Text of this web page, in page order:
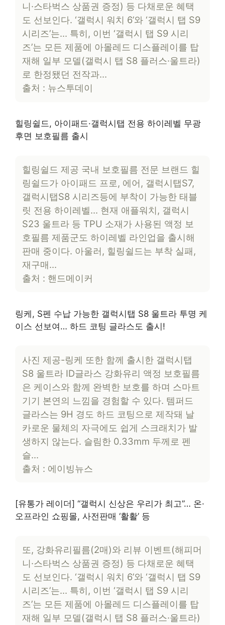
니·스타벅스 상품권 증정) 등 다채로운 혜택
도 선보인다. ‘갤럭시 워치 6’와 ‘갤럭시 탭 S9
시리즈’는… 특히, 이번 ‘갤럭시 탭 S9 시리
즈’는 모든 제품에 아몰레드 디스플레이를 탑
재해 일부 모델(갤럭시 탭 S8 플러스·울트라)
로 한정됐던 전작과…
출처 : 뉴스투데이
힐링쉴드, 아이패드·갤럭시탭 전용 하이레벨 무광
후면 보호필름 출시
힐링쉴드 제공 국내 보호필름 전문 브랜드 힐
링쉴드가 아이패드 프로, 에어, 갤럭시탭S7,
갤럭시탭S8 시리즈등에 부착이 가능한 태블
릿 전용 하이레벨… 현재 애플워치, 갤럭시
S23 울트라 등 TPU 소재가 사용된 액정 보
호필름 제품군도 하이레벨 라인업을 출시해
판매 중이다. 아울러, 힐링쉴드는 부착 실패,
재구매…
출처 : 핸드메이커
링케, S펜 수납 가능한 갤럭시탭 S8 울트라 투명 케
이스 선보여… 하드 코팅 글라스도 출시!
사진 제공-링케 또한 함께 출시한 갤럭시탭
S8 울트라 ID글라스 강화유리 액정 보호필름
은 케이스와 함께 완벽한 보호를 하며 스마트
기기 본연의 느낌을 경험할 수 있다. 템퍼드
글라스는 9H 경도 하드 코팅으로 제작돼 날
카로운 물체의 자극에도 쉽게 스크래치가 발
생하지 않는다. 슬림한 0.33mm 두께로 펜
슬…
출처 : 에이빙뉴스
[유통가 레이더] “갤럭시 신상은 우리가 최고”… 온·
오프라인 쇼핑몰, 사전판매 ‘활활’ 등
또, 강화유리필름(2매)와 리뷰 이벤트(해피머
니·스타벅스 상품권 증정) 등 다채로운 혜택
도 선보인다. ‘갤럭시 워치 6’와 ‘갤럭시 탭 S9
시리즈’는… 특히, 이번 ‘갤럭시 탭 S9 시리
즈’는 모든 제품에 아몰레드 디스플레이를 탑
재해 일부 모델(갤럭시 탭 S8 플러스·울트라)